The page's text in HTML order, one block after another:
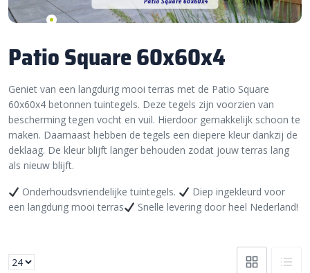
Patio Square 60x60x4
Geniet van een langdurig mooi terras met de Patio Square
60x60x4 betonnen tuintegels. Deze tegels zijn voorzien van
bescherming tegen vocht en vuil. Hierdoor gemakkelijk schoon te
maken. Daarnaast hebben de tegels een diepere kleur dankzij de
deklaag. De kleur blijft langer behouden zodat jouw terras lang
als nieuw blijft.
Onderhoudsvriendelijke tuintegels.
Diep ingekleurd voor
een langdurig mooi terras
Snelle levering door heel Nederland!